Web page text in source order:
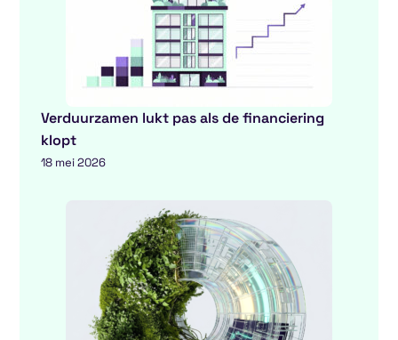
Verduurzamen lukt pas als de financiering
klopt
18 mei 2026